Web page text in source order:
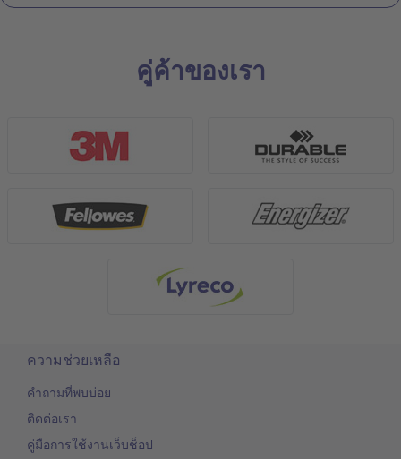
คู่ค้าของเรา
ความช่วยเหลือ
คำถามที่พบบ่อย
ติดต่อเรา
คู่มือการใช้งานเว็บช็อป